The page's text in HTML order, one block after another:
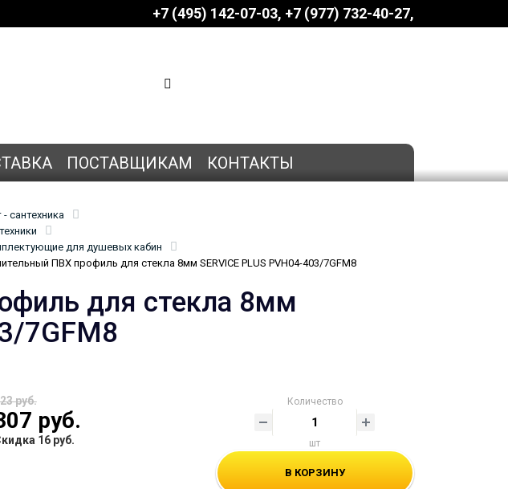
+7 (495) 142-07-03 ‎‎+7 (977) 732-40-27
ПОСТАВЩИКАМ КОНТАКТЫ
сантехника
для душевых кабин
ПВХ профиль для стекла 8мм SERVICE PLUS PVH04-403/7GFM8
для стекла 8мм
7GFM8
руб.
руб.
16 руб.
Количество
шт
В КОРЗИНУ